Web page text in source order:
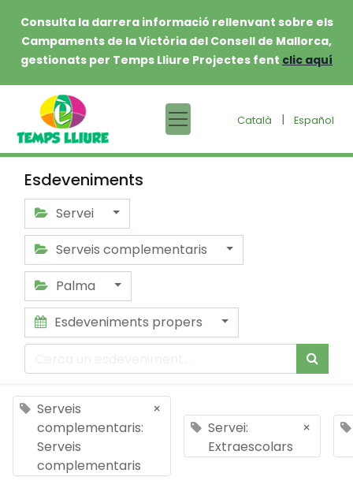
Consulta la darrera informació rellenvant sobre els
Campaments de la Victòria del Consell de Mallorca,
gestionats per Temps Lliure Projectes fent clic aquí
Català | Español
Esdeveniments
Servei
Serveis complementaris
Palma
Esdeveniments propers
Serveis
complementaris:
Serveis
complementaris
×
Servei:
Extraescolars
×